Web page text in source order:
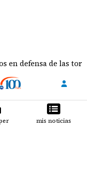
de las tortugas
mis noticias